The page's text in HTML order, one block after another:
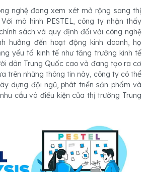
nghệ đang xem xét mở rộng sang thị
mô hình PESTEL, công ty nhận thấy
sách và quy định đối với công nghệ
hưởng đến hoạt động kinh doanh, họ
yếu tố kinh tế như tăng trưởng kinh tế
dân Trung Quốc cao và đang tạo ra cơ
trên những thông tin này, công ty có thể
dựng đội ngũ, phát triển sản phẩm và
cầu và điều kiện của thị trường Trung